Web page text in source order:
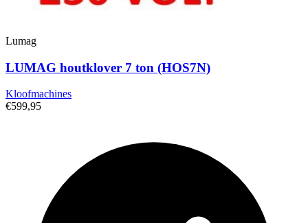
Lumag
LUMAG houtklover 7 ton (HOS7N)
Kloofmachines
€599,95